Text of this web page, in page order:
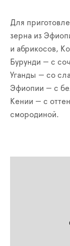
Для
зерна из
и абрикосов,
Бурунди — с
Уганды — со
Эфиопии — с
Кении — с
смородиной.